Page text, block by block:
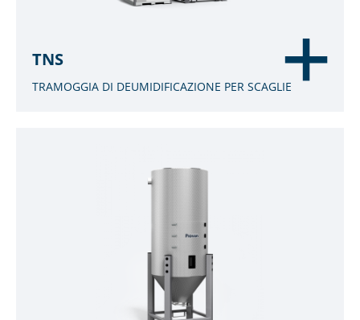
TNS
TRAMOGGIA DI DEUMIDIFICAZIONE PER SCAGLIE